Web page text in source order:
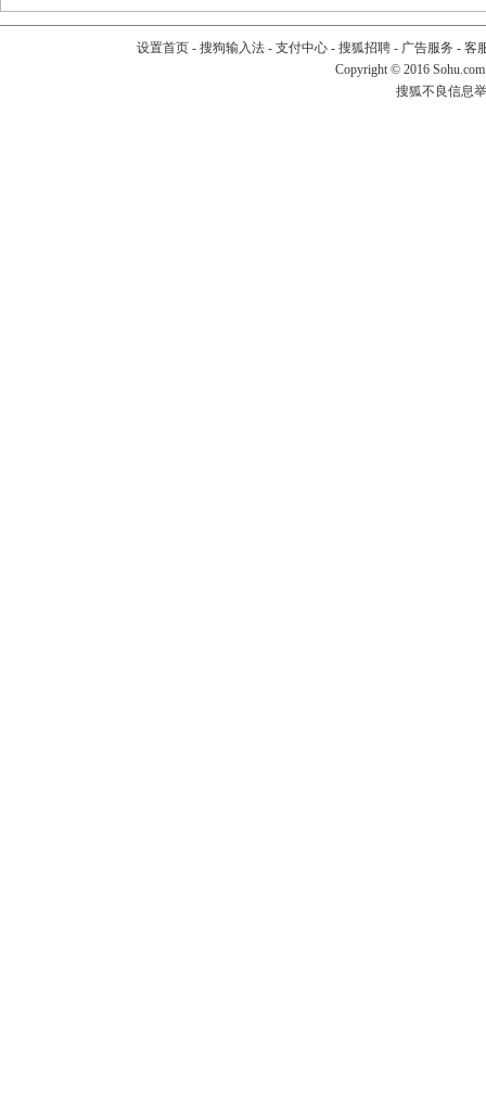
设置首页- 搜狗输入法- 支付中心- 搜狐招聘- 广告服务 - 客
Copyright © 2016
搜狐不良信息